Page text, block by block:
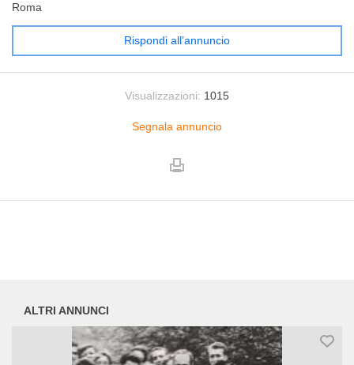
Roma
Rispondi all’annuncio
Visualizzazioni: 1015
Segnala annuncio
ALTRI ANNUNCI